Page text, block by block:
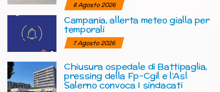
8 Agosto 2026
Campania, allerta meteo gialla per
temporali
7 Agosto 2026
Chiusura ospedale di Battipaglia,
pressing della Fp-Cgil e l’Asl
Salerno convoca I sindacati